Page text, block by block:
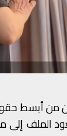
من أبسط
اليوم،